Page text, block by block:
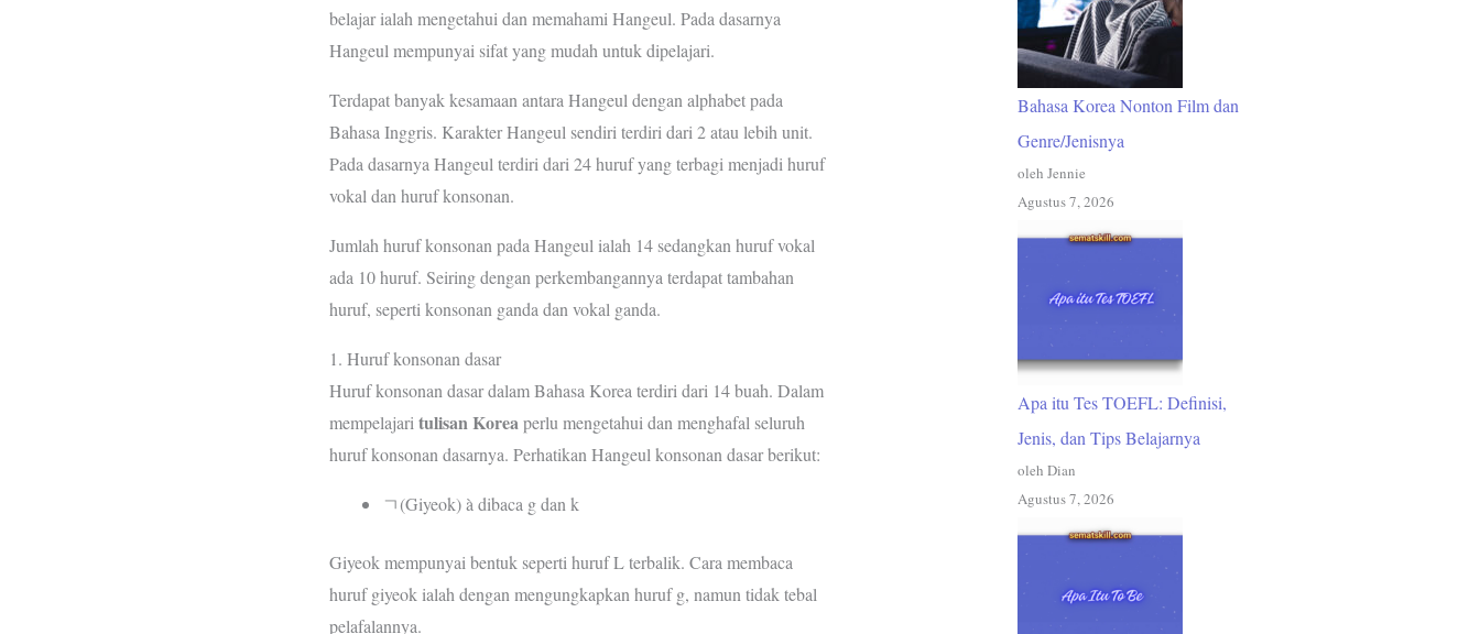
belajar ialah mengetahui dan memahami Hangeul. Pada dasarnya
Hangeul mempunyai sifat yang mudah untuk dipelajari.
Terdapat banyak kesamaan antara Hangeul dengan alphabet pada
Bahasa Inggris. Karakter Hangeul sendiri terdiri dari 2 atau lebih unit.
Pada dasarnya Hangeul terdiri dari 24 huruf yang terbagi menjadi huruf
vokal dan huruf konsonan.
Jumlah huruf konsonan pada Hangeul ialah 14 sedangkan huruf vokal
ada 10 huruf. Seiring dengan perkembangannya terdapat tambahan
huruf, seperti konsonan ganda dan vokal ganda.
1. Huruf konsonan dasar
Huruf konsonan dasar dalam Bahasa Korea terdiri dari 14 buah. Dalam
mempelajari tulisan Korea perlu mengetahui dan menghafal seluruh
huruf konsonan dasarnya. Perhatikan Hangeul konsonan dasar berikut:
ㄱ(Giyeok) à dibaca g dan k
Giyeok mempunyai bentuk seperti huruf L terbalik. Cara membaca
huruf giyeok ialah dengan mengungkapkan huruf g, namun tidak tebal
pelafalannya.
Bahasa Korea Nonton Film dan
Genre/Jenisnya
oleh Jennie
Agustus 7, 2026
Apa itu Tes TOEFL: Definisi,
Jenis, dan Tips Belajarnya
oleh Dian
Agustus 7, 2026